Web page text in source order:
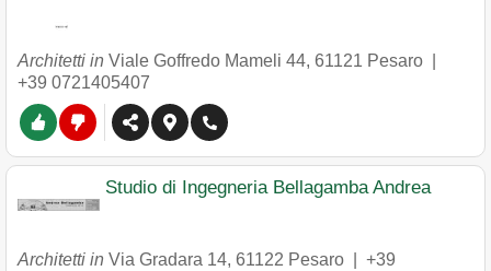
Architetti in Viale Goffredo Mameli 44, 61121 Pesaro
+39 0721405407
Studio di Ingegneria Bellagamba Andrea
Architetti in Via Gradara 14, 61122 Pesaro
+39